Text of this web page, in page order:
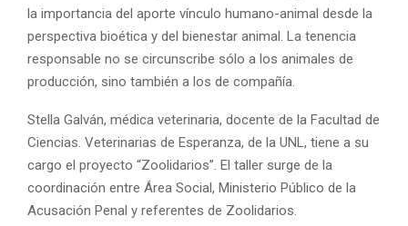
la importancia del aporte vínculo humano-animal desde la
perspectiva bioética y del bienestar animal. La tenencia
responsable no se circunscribe sólo a los animales de
producción, sino también a los de compañía.
Stella Galván, médica veterinaria, docente de la Facultad de
Ciencias. Veterinarias de Esperanza, de la UNL, tiene a su
cargo el proyecto “Zoolidarios”. El taller surge de la
coordinación entre Área Social, Ministerio Público de la
Acusación Penal y referentes de Zoolidarios.